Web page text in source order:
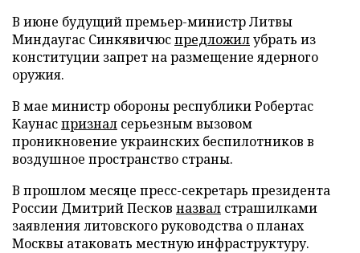
В июне будущий премьер-министр Литвы
Миндаугас Синкявичюспредложилубрать из
конституции запрет на размещение ядерного
оружия.
В мае министр обороны республики Робертас
Каунаспризнал серьезным вызовом
проникновение украинских беспилотников в
воздушное пространство страны.
В прошлом месяце пресс-секретарь президента
России Дмитрий Песков назвал страшилками
заявления литовского руководства о планах
Москвы атаковать местную инфраструктуру.